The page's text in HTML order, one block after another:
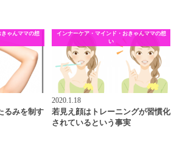
ゃんママの想
るみを制す
インナーケア・マインド・おきゃんママの想
い
2020.1.18
若見え顔はトレーニングが習慣化
されているという事実